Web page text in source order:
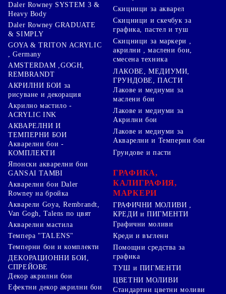
Daler Rowney SYSTEM 3 &
Heavy Body
Daler Rowney GRADUATE
& SIMPLY
GOYA & TRITON АCRYLIC
, Germany
AMSTERDAM ,GOGH,
REMBRANDT
АКРИЛНИ БОИ за
рисуване и декорация
Акрилно мастило -
ACRYLIC INK
АКВАРЕЛНИ И
ТЕМПЕРНИ БОИ
Акварелни бои -
КОМПЛЕКТИ
Японски акварелни бои
GANSAI TAMBI
Акварелни бои Daler
Rowney на бройка
Акварели Goya, Rembrandt,
Van Gogh, Talens по цвят
Акварелни мастила
Темпера "TALENS"
Темперни бои и комплекти
ДЕКОРАЦИОННИ БОИ,
СПРЕЙОВЕ
Декор акрилни бои
Ефектни декор акрилни бои
Скицници за акварел
Скицници и скечбук за
графика, пастел и туш
Скицници за маркери ,
акрилни , маслени бои,
смесена техника
ЛАКОВЕ, МЕДИУМИ,
ГРУНДОВЕ, ПАСТИ
Лакове и медиуми за
маслени бои
Лакове и медиуми за
Акрилни бои
Лакове и медиуми за
Акварелни и Темперни бои
Грундове и пасти
ГРАФИКА,
КАЛИГРАФИЯ,
МАРКЕРИ
ГРАФИЧНИ МОЛИВИ ,
КРЕДИ и ПИГМЕНТИ
Графични моливи
Креди и въглени
Помощни средства за
графика
ТУШ и ПИГМЕНТИ
ЦВЕТНИ МОЛИВИ
Стандартни цветни моливи